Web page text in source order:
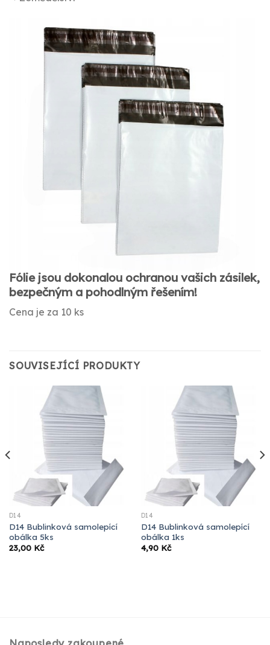
Fólie jsou dokonalou ochranou vašich zásilek,
bezpečným a pohodlným řešením!
Cena je za 10 ks
SOUVISEJÍCÍ PRODUKTY
D14
D14 Bublinková samolepící
obálka 5ks
23,00 Kč
D14
D14 Bublinková samolepící
obálka 1ks
4,90 Kč